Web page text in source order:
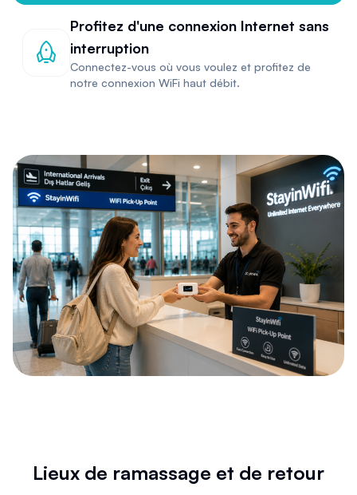
Profitez d'une connexion Internet sans
interruption
Connectez-vous où vous voulez et profitez de
notre connexion WiFi haut débit.
Lieux de ramassage et de retour